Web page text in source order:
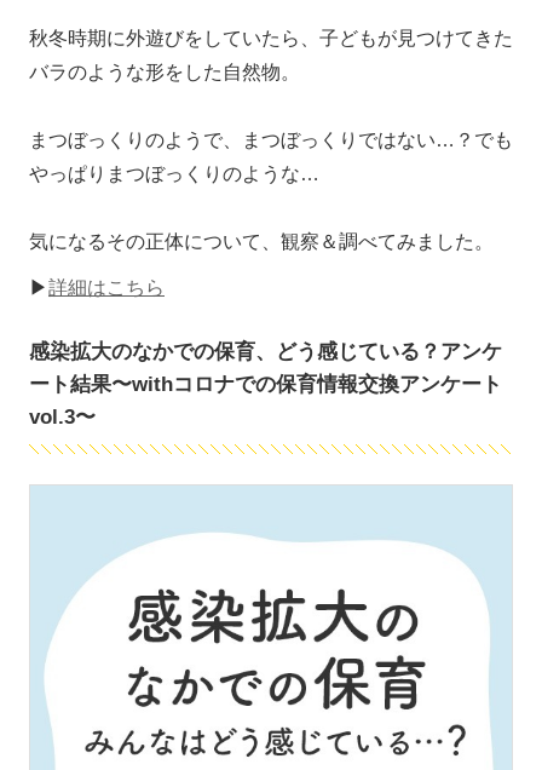
秋冬時期に外遊びをしていたら、子どもが見つけてきた
バラのような形をした自然物。
まつぼっくりのようで、まつぼっくりではない…？でも
やっぱりまつぼっくりのような…
気になるその正体について、観察＆調べてみました。
▶詳細はこちら
感染拡大のなかでの保育、どう感じている？アンケ
ート結果〜withコロナでの保育情報交換アンケート
vol.3〜